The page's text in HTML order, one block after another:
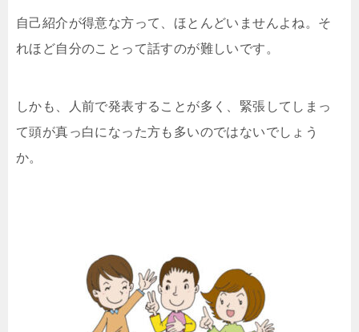
自己紹介が得意な方って、ほとんどいませんよね。そ
れほど自分のことって話すのが難しいです。
しかも、人前で発表することが多く、緊張してしまっ
て頭が真っ白になった方も多いのではないでしょう
か。